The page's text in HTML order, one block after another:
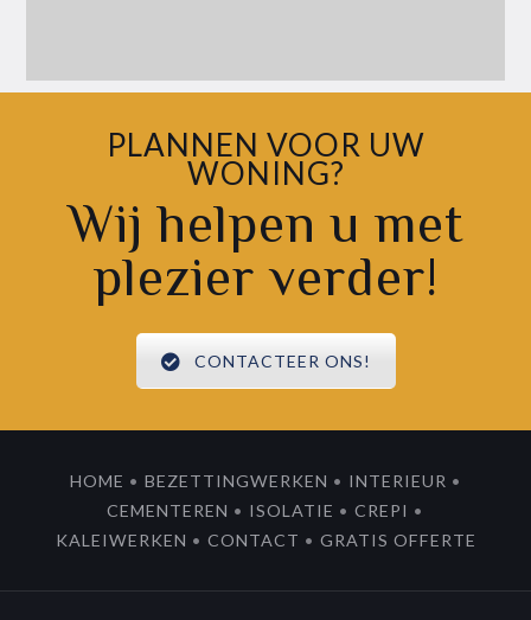
PLANNEN VOOR UW
WONING?
Wij helpen u met
plezier verder!
CONTACTEER ONS!
HOME • BEZETTINGWERKEN • INTERIEUR •
CEMENTEREN • ISOLATIE • CREPI •
KALEIWERKEN • CONTACT • GRATIS OFFERTE